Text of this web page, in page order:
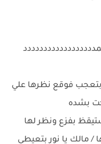
بتعجب فوقع نظرها علي
بشده
بفزع ونظر لها
/ مالك يا نور بتعيطي